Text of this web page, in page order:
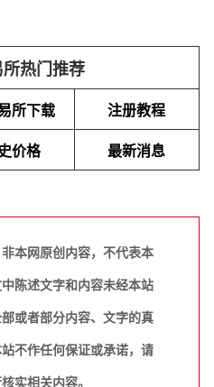
所热门推荐
所下载 注册教程
价格 最新消息
本网原创内容，不代表本
陈述文字和内容未经本站
或者部分内容、文字的真
不作任何保证或承诺，请
实相关内容。